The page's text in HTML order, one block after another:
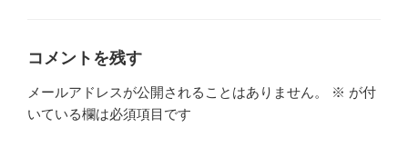
コメントを残す
メールアドレスが公開されることはありません。 ※ が付
いている欄は必須項目です